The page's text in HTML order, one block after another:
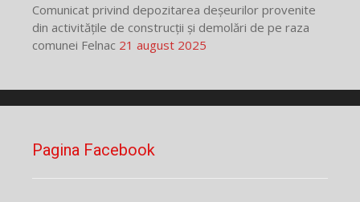
Comunicat privind depozitarea deșeurilor provenite
din activitățile de construcții și demolări de pe raza
comunei Felnac 21 august 2025
Pagina Facebook